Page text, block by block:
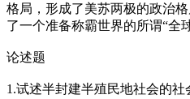
格局，形成了美苏两极的政治
了一个准备称霸世界的所谓“全
论述题
1.试述半封建半殖民地社会的社